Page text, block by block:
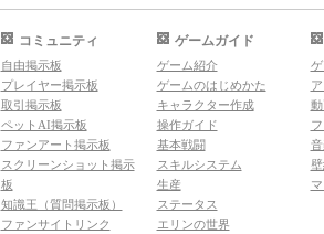
コミュニティ
自由掲示板
プレイヤー掲示板
取引掲示板
ペットAI掲示板
ファンアート掲示板
スクリーンショット掲示
板
知識王（質問掲示板）
ファンサイトリンク
ゲームガイド
ゲーム紹介
ゲームのはじめかた
キャラクター作成
操作ガイド
基本戦闘
スキルシステム
生産
ステータス
エリンの世界